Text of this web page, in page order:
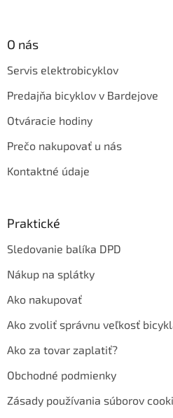
O nás
Servis elektrobicyklov
Predajňa bicyklov v Bardejove
Otváracie hodiny
Prečo nakupovať u nás
Kontaktné údaje
Praktické
Sledovanie balíka DPD
Nákup na splátky
Ako nakupovať
Ako zvoliť správnu veľkosť
Ako za tovar zaplatiť?
Obchodné podmienky
Zásady používania súborov